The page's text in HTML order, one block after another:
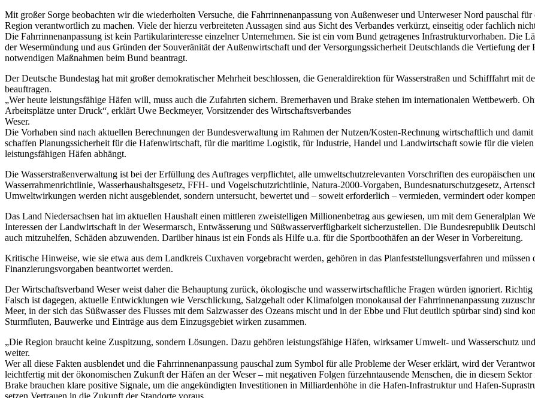
Mit großer Sorge beobachten wir die wiederholten Versuche, die Fahrrinnenanpassung von Außenweser und Unterweser Nord pauschal
Region verantwortlich zu machen. Viele der hierzu verbreiteten Aussagen sind aus Sicht des Verbandes verkürzt, einseitig oder fachlich
Die Fahrrinnenanpassung ist kein Partikularinteresse einzelner Unternehmen. Sie ist ein vom Bund getragenes Infrastrukturvorhaben. Die
der Wesermündung und aus Gründen der Souveränität der Außenwirtschaft und der Versorgungssicherheit Deutschlands die Vertiefung
notwendigen Maßnahmen beim Bund beantragt.
Der Deutsche Bundestag hat mit großer demokratischer Mehrheit beschlossen, die Generaldirektion für Wasserstraßen und Schifffahrt mit
beauftragen.
„Wer heute leistungsfähige Häfen will, muss auch die Zufahrten sichern. Bremerhaven und Brake stehen im internationalen Wettbewerb.
Arbeitsplätze unter Druck“, erklärt Uwe Beckmeyer, Vorsitzender des Wirtschaftsverbandes
Weser.
Die Vorhaben sind nach aktuellen Berechnungen der Bundesverwaltung im Rahmen der Nutzen/Kosten-Rechnung wirtschaftlich und
schaffen Planungssicherheit für die Hafenwirtschaft, für die maritime Logistik, für Industrie, Handel und Landwirtschaft sowie für die
leistungsfähigen Häfen abhängt.
Die Wasserstraßenverwaltung ist bei der Erfüllung des Auftrages verpflichtet, alle umweltschutzrelevanten Vorschriften des europäischen
Wasserrahmenrichtlinie, Wasserhaushaltsgesetz, FFH- und Vogelschutzrichtlinie, Natura-2000-Vorgaben, Bundesnaturschutzgesetz,
Umweltwirkungen werden nicht ausgeblendet, sondern untersucht, bewertet und – soweit erforderlich – vermieden, vermindert oder
Das Land Niedersachsen hat im aktuellen Haushalt einen mittleren zweistelligen Millionenbetrag aus gewiesen, um mit dem Generalplan
Interessen der Landwirtschaft in der Wesermarsch, Entwässerung und Süßwasserverfügbarkeit sicherzustellen. Die Bundesrepublik
auch mitzuhelfen, Schäden abzuwenden. Darüber hinaus ist ein Fonds als Hilfe u.a. für die Sportboothäfen an der Weser in Vorbereitung.
Kritische Hinweise, wie sie etwa aus dem Landkreis Cuxhaven vorgebracht werden, gehören in das Planfeststellungsverfahren und
Finanzierungsvorgaben beantwortet werden.
Der Wirtschaftsverband Weser weist daher die Behauptung zurück, ökologische und wasserwirtschaftliche Fragen würden ignoriert.
Falsch ist dagegen, aktuelle Entwicklungen wie Verschlickung, Salzgehalt oder Klimafolgen monokausal der Fahrrinnenanpassung
Meer, in der sich das Süßwasser des Flusses mit dem Salzwasser des Ozeans mischt und in der Ebbe und Flut deutlich spürbar sind) sind
Sturmfluten, Bauwerke und Einträge aus dem Einzugsgebiet wirken zusammen.
„Die Region braucht keine Zuspitzung, sondern Lösungen. Dazu gehören leistungsfähige Häfen, wirksamer Umwelt- und Wasserschutz
weiter.
Wer all diese Fakten ausblendet und die Fahrrinnenanpassung pauschal zum Symbol für alle Probleme der Weser erklärt, wird der
leichtfertig mit der ökonomischen Zukunft der Häfen an der Weser – mit negativen Folgen fürzehntausende Menschen, die in diesem
Brake brauchen klare positive Signale, um die angekündigten Investitionen in Milliardenhöhe in die Hafen-Infrastruktur und Hafen-
setzen Vertrauen in die Zukunft der Standorte voraus.